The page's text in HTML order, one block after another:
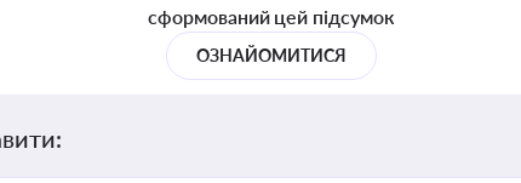
сформований цей підсумок
ОЗНАЙОМИТИСЯ